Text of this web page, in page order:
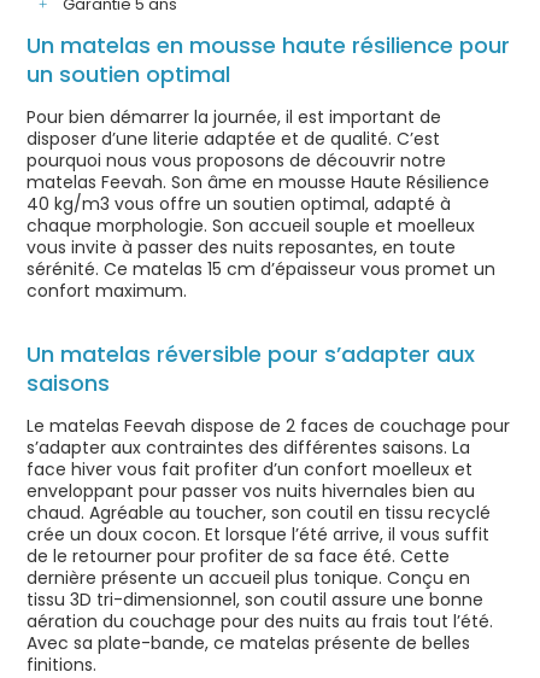
Garantie 5 ans
Un matelas en mousse haute résilience pour
un soutien optimal
Pour bien démarrer la journée, il est important de
disposer d’une literie adaptée et de qualité. C’est
pourquoi nous vous proposons de découvrir notre
matelas Feevah. Son âme en mousse Haute Résilience
40 kg/m3 vous offre un soutien optimal, adapté à
chaque morphologie. Son accueil souple et moelleux
vous invite à passer des nuits reposantes, en toute
sérénité. Ce matelas 15 cm d’épaisseur vous promet un
confort maximum.
Un matelas réversible pour s’adapter aux
saisons
Le matelas Feevah dispose de 2 faces de couchage pour
s’adapter aux contraintes des différentes saisons. La
face hiver vous fait profiter d’un confort moelleux et
enveloppant pour passer vos nuits hivernales bien au
chaud. Agréable au toucher, son coutil en tissu recyclé
crée un doux cocon. Et lorsque l’été arrive, il vous suffit
de le retourner pour profiter de sa face été. Cette
dernière présente un accueil plus tonique. Conçu en
tissu 3D tri-dimensionnel, son coutil assure une bonne
aération du couchage pour des nuits au frais tout l’été.
Avec sa plate-bande, ce matelas présente de belles
finitions.